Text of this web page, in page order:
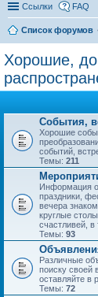
Ссылки FAQ
Список форумов
Хорошие,
События,
Хорошие
событий,
Темы: 211
Информация о
праздники,
вечера
круглые
счастливей,
Темы: 93
Различные
поиску своей
оставляйте в
Темы: 72